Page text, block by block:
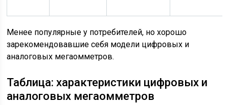
Менее популярные у потребителей, но хорошо
зарекомендовавшие себя модели цифровых и
аналоговых мегаомметров.
Таблица: характеристики цифровых и
аналоговых мегаомметров